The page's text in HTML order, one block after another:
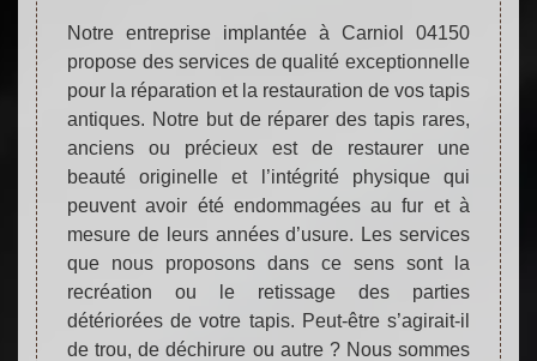
Notre entreprise implantée à Carniol 04150
propose des services de qualité exceptionnelle
pour la réparation et la restauration de vos tapis
antiques. Notre but de réparer des tapis rares,
anciens ou précieux est de restaurer une
beauté originelle et l’intégrité physique qui
peuvent avoir été endommagées au fur et à
mesure de leurs années d’usure. Les services
que nous proposons dans ce sens sont la
recréation ou le retissage des parties
détériorées de votre tapis. Peut-être s’agirait-il
de trou, de déchirure ou autre ? Nous sommes